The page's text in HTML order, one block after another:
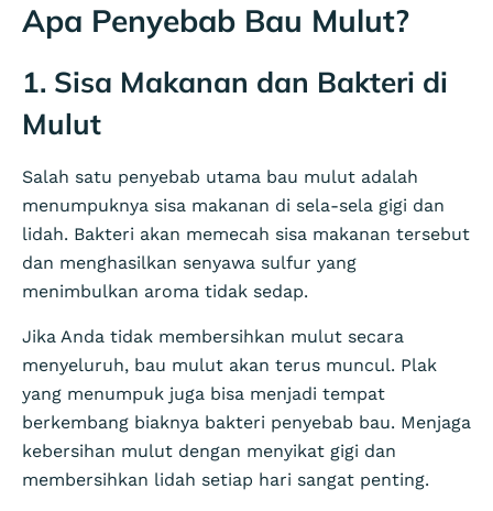
Apa Penyebab Bau Mulut?
1. Sisa Makanan dan Bakteri di
Mulut
Salah satu penyebab utama bau mulut adalah
menumpuknya sisa makanan di sela-sela gigi dan
lidah. Bakteri akan memecah sisa makanan tersebut
dan menghasilkan senyawa sulfur yang
menimbulkan aroma tidak sedap.
Jika Anda tidak membersihkan mulut secara
menyeluruh, bau mulut akan terus muncul. Plak
yang menumpuk juga bisa menjadi tempat
berkembang biaknya bakteri penyebab bau. Menjaga
kebersihan mulut dengan menyikat gigi dan
membersihkan lidah setiap hari sangat penting.